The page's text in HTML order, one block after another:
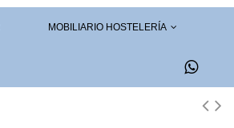
MOBILIARIO HOSTELERÍA